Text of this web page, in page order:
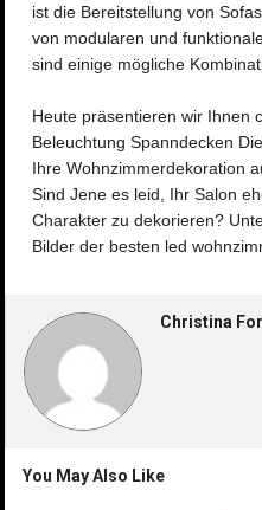
ist die Bereitstellung von
von modularen und
sind einige mögliche
Heute präsentieren wir Ihnen
Beleuchtung Spanndecken
Ihre Wohnzimmerdekoration
Sind Jene es leid, Ihr Salon
Charakter zu dekorieren?
Bilder der besten led
Christina
You May Also Like